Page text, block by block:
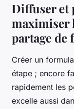
Diffuser et
maximiser
partage
Créer un
étape ; encore
rapidement les
excelle aussi